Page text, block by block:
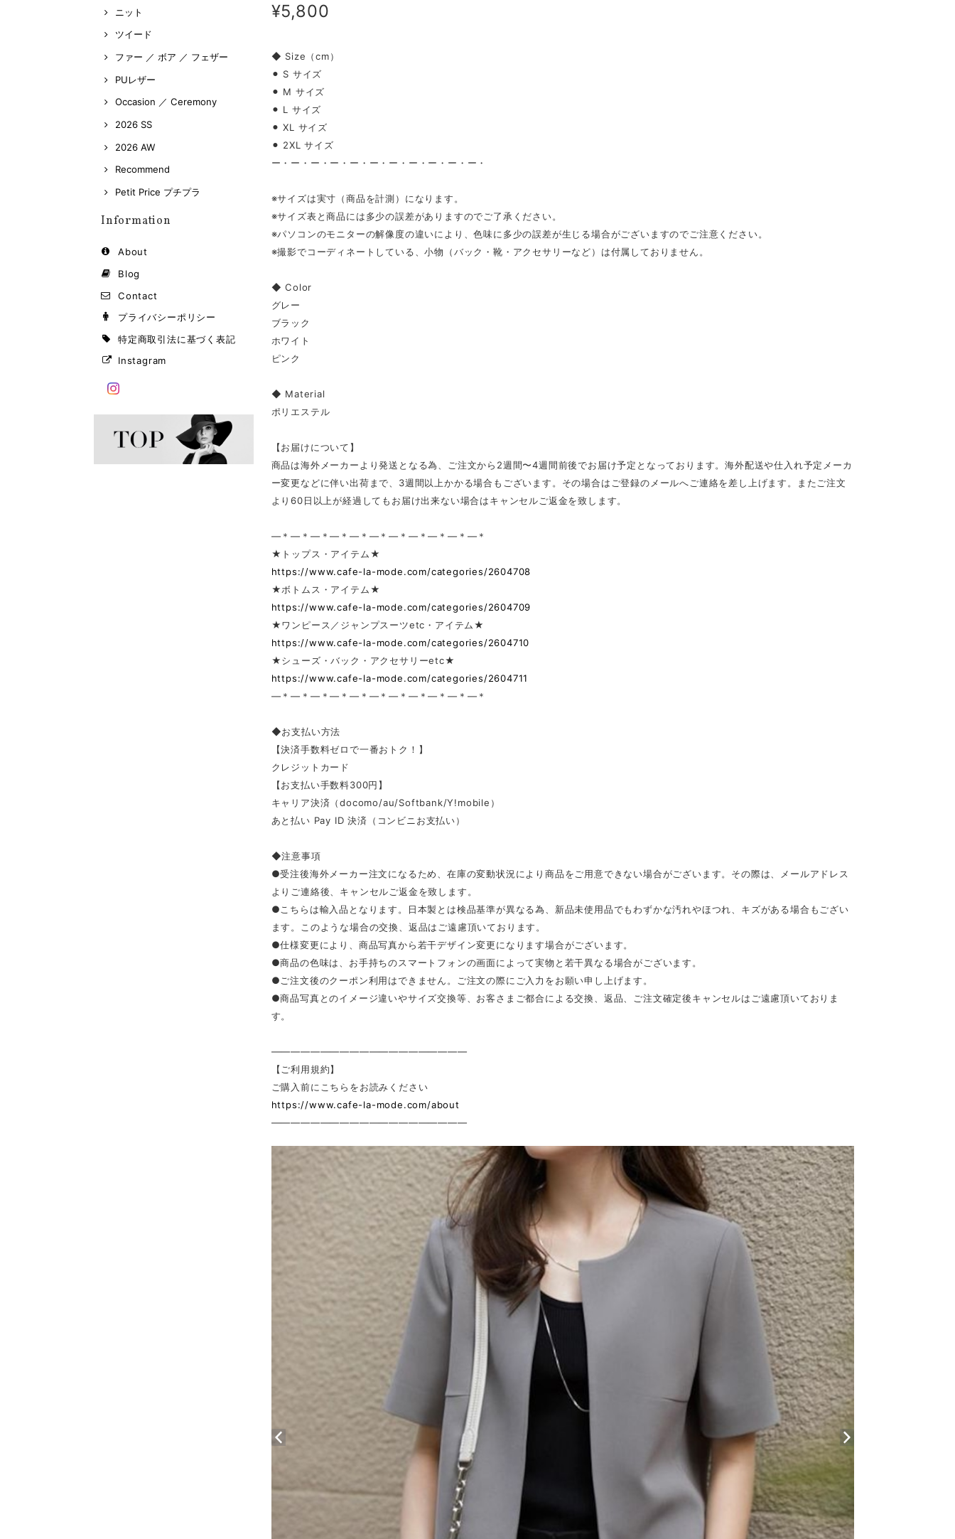
ニット
ツイード
ファー ／ ボア ／ フェザー
PUレザー
Occasion ／ Ceremony
2026 SS
2026 AW
Recommend
Petit Price プチプラ
Information
About
Blog
Contact
プライバシーポリシー
特定商取引法に基づく表記
Instagram
¥5,800
◆ Size（cm）
⚫︎ S サイズ
⚫︎ M サイズ
⚫︎ L サイズ
⚫︎ XL サイズ
⚫︎ 2XL サイズ
ー・ー・ー・ー・ー・ー・ー・ー・ー・ー・ー・
※サイズは実寸（商品を計測）になります。
※サイズ表と商品には多少の誤差がありますのでご了承ください。
※パソコンのモニターの解像度の違いにより、色味に多少の誤差が生じる場合がございますのでご注意ください。
※撮影でコーディネートしている、小物（バック・靴・アクセサリーなど）は付属しておりません。
◆ Color
グレー
ブラック
ホワイト
ピンク
◆ Material
ポリエステル
【お届けについて】
商品は海外メーカーより発送となる為、ご注文から2週間〜4週間前後でお届け予定となっております。海外配送や仕入れ予定メーカ
ー変更などに伴い出荷まで、3週間以上かかる場合もございます。その場合はご登録のメールへご連絡を差し上げます。またご注文
より60日以上が経過してもお届け出来ない場合はキャンセルご返金を致します。
—＊—＊—＊—＊—＊—＊—＊—＊—＊—＊—＊
★トップス・アイテム★
https://www.cafe-la-mode.com/categories/2604708
★ボトムス・アイテム★
https://www.cafe-la-mode.com/categories/2604709
★ワンピース／ジャンプスーツetc・アイテム★
https://www.cafe-la-mode.com/categories/2604710
★シューズ・バック・アクセサリーetc★
https://www.cafe-la-mode.com/categories/2604711
—＊—＊—＊—＊—＊—＊—＊—＊—＊—＊—＊
◆お支払い方法
【決済手数料ゼロで一番おトク！】
クレジットカード
【お支払い手数料300円】
キャリア決済（docomo/au/Softbank/Y!mobile）
あと払い Pay ID 決済（コンビニお支払い）
◆注意事項
●受注後海外メーカー注文になるため、在庫の変動状況により商品をご用意できない場合がございます。その際は、メールアドレス
よりご連絡後、キャンセルご返金を致します。
●こちらは輸入品となります。日本製とは検品基準が異なる為、新品未使用品でもわずかな汚れやほつれ、キズがある場合もござい
ます。このような場合の交換、返品はご遠慮頂いております。
●仕様変更により、商品写真から若干デザイン変更になります場合がございます。
●商品の色味は、お手持ちのスマートフォンの画面によって実物と若干異なる場合がございます。
●ご注文後のクーポン利用はできません。ご注文の際にご入力をお願い申し上げます。
●商品写真とのイメージ違いやサイズ交換等、お客さまご都合による交換、返品、ご注文確定後キャンセルはご遠慮頂いておりま
す。
————————————————————
【ご利用規約】
ご購入前にこちらをお読みください
https://www.cafe-la-mode.com/about
————————————————————